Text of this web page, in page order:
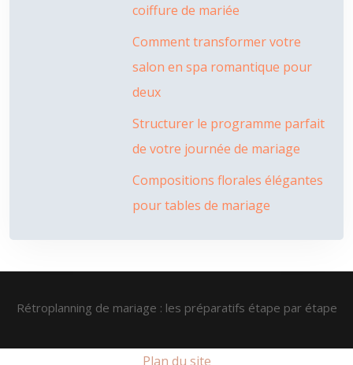
coiffure de mariée
Comment transformer votre
salon en spa romantique pour
deux
Structurer le programme parfait
de votre journée de mariage
Compositions florales élégantes
pour tables de mariage
Rétroplanning de mariage : les préparatifs étape par étape
Plan du site